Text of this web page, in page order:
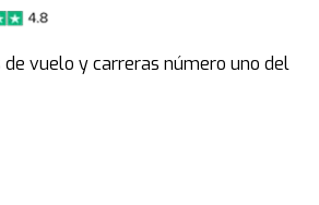
de vuelo y carreras número uno del